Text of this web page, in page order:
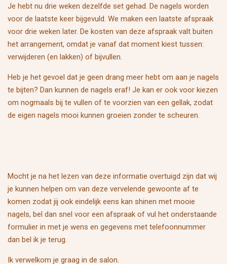
Je hebt nu drie weken dezelfde set gehad. De nagels worden
voor de laatste keer bijgevuld. We maken een laatste afspraak
voor drie weken later. De kosten van deze afspraak valt buiten
het arrangement, omdat je vanaf dat moment kiest tussen:
verwijderen (en lakken) of bijvullen.
Heb je het gevoel dat je geen drang meer hebt om aan je nagels
te bijten? Dan kunnen de nagels eraf! Je kan er ook voor kiezen
om nogmaals bij te vullen of te voorzien van een gellak, zodat
de eigen nagels mooi kunnen groeien zonder te scheuren.
Mocht je na het lezen van deze informatie overtuigd zijn dat wij
je kunnen helpen om van deze vervelende gewoonte af te
komen zodat jij ook eindelijk eens kan shinen met mooie
nagels, bel dan snel voor een afspraak of vul het onderstaande
formulier in met je wens en gegevens met telefoonnummer
dan bel ik je terug.
Ik verwelkom je graag in de salon.